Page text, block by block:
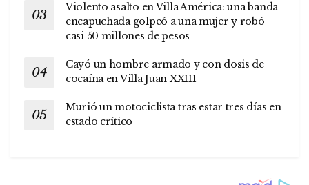
Violento asalto en Villa América: una banda
encapuchada golpeó a una mujer y robó
casi 50 millones de pesos
Cayó un hombre armado y con dosis de
cocaína en Villa Juan XXIII
Murió un motociclista tras estar tres días en
estado crítico